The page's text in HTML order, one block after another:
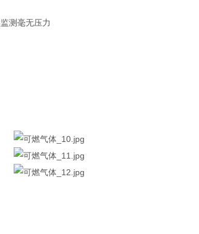
测毫无压力